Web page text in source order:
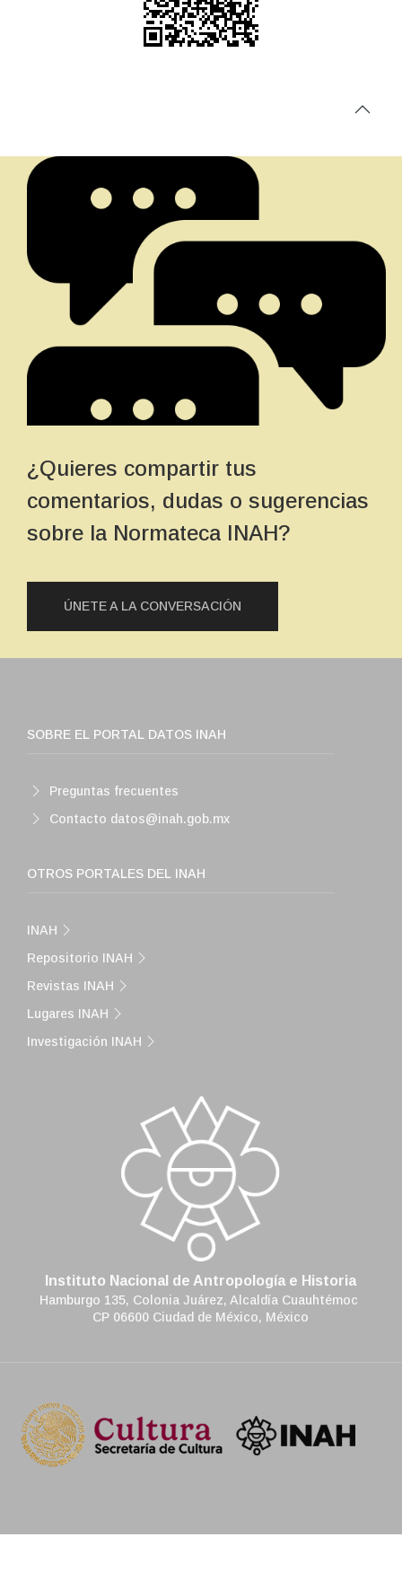
¿Quieres compartir tus
comentarios, dudas o sugerencias
sobre la Normateca INAH?
ÚNETE A LA CONVERSACIÓN
Instituto Nacional de Antropología e Historia
Hamburgo 135, Colonia Juárez, Alcaldía Cuauhtémoc
CP 06600 Ciudad de México, México
SOBRE EL PORTAL DATOS INAH
Preguntas frecuentes
Contacto datos@inah.gob.mx
OTROS PORTALES DEL INAH
INAH
Repositorio INAH
Revistas INAH
Lugares INAH
Investigación INAH